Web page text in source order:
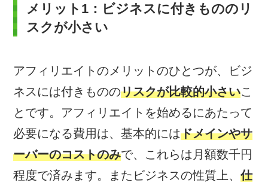
メリット1：ビジネスに付きもののリ
スクが小さい
アフィリエイトのメリットのひとつが、ビジ
ネスには付きもののリスクが比較的小さいこ
とです。アフィリエイトを始めるにあたって
必要になる費用は、基本的にはドメインやサ
ーバーのコストのみで、これらは月額数千円
程度で済みます。またビジネスの性質上、仕